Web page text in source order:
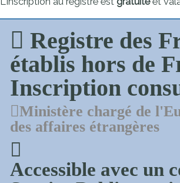
Registre des
établis hors de
Inscription
Ministère chargé de
des affaires étrangères
Accessible avec un